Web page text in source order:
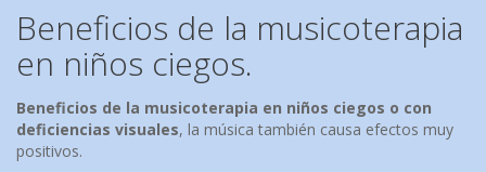
Beneficios de la musicoterapia
en niños ciegos.
Beneficios de la musicoterapia en niños ciegos o con
deficiencias visuales, la música también causa efectos muy
positivos.